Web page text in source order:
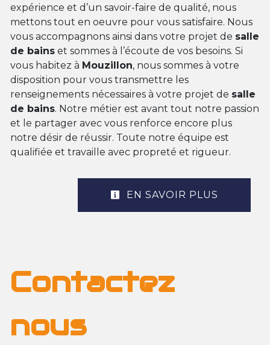
expérience et d’un savoir-faire de qualité, nous
mettons tout en oeuvre pour vous satisfaire. Nous
vous accompagnons ainsi dans votre projet de salle
de bains et sommes à l’écoute de vos besoins. Si
vous habitez à Mouzillon, nous sommes à votre
disposition pour vous transmettre les
renseignements nécessaires à votre projet de salle
de bains. Notre métier est avant tout notre passion
et le partager avec vous renforce encore plus
notre désir de réussir. Toute notre équipe est
qualifiée et travaille avec propreté et rigueur.
EN SAVOIR PLUS
Contactez
nous